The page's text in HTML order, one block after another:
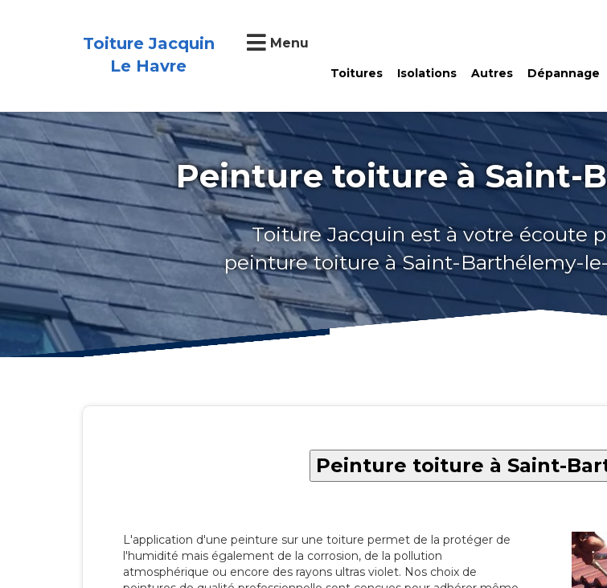
Toiture Jacquin
Le Havre
Menu
Toitures Isolations Autres Dépannage
Peinture toiture à Saint-
Toiture Jacquin est à votre écoute
peinture toiture à Saint-Barthélemy-
Peinture toiture à Saint-
L'application d'une peinture sur une toiture permet de la protéger de
l'humidité mais également de la corrosion, de la pollution
atmosphérique ou encore des rayons ultras violet. Nos choix de